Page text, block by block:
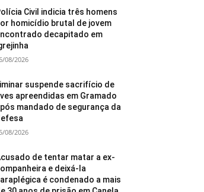
Civil indicia três homens
homicídio brutal de jovem
decapitado em
08/2026
suspende sacrifício de
apreendidas em Gramado
mandado de segurança da
08/2026
de tentar matar a ex-
e deixá-la
é condenado a mais